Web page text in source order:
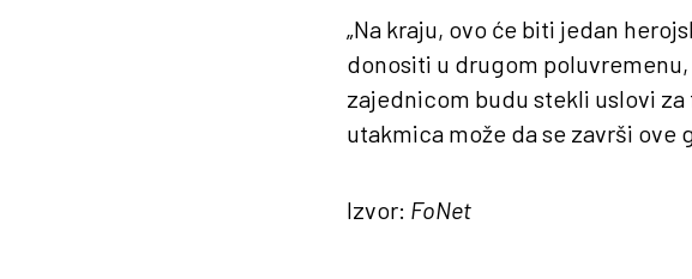
„Na kraju, ovo će biti jedan
donositi u drugom poluvremenu,
zajednicom budu stekli uslovi za
utakmica može da se završi ove
Izvor: FoNet